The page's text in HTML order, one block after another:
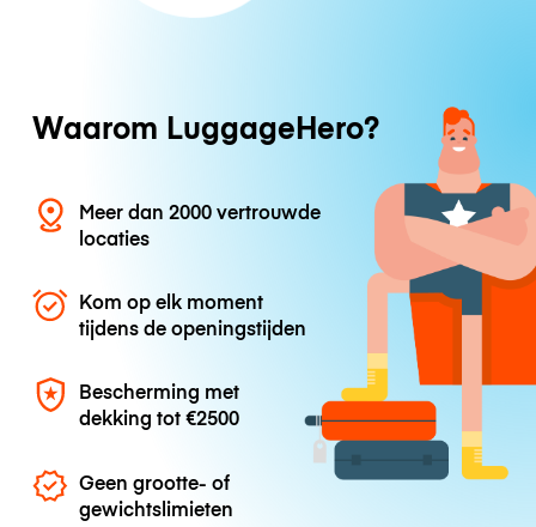
Waarom LuggageHero?
Meer dan 2000 vertrouwde
locaties
Kom op elk moment
tijdens de openingstijden
Bescherming met
dekking tot€2500
Geen grootte- of
gewichtslimieten